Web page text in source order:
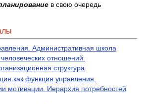
в свою очередь
Административная школа
отношений.
структура
как функция управления.
мотивации. Иерархия потребностей